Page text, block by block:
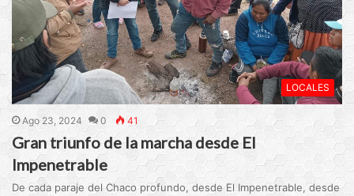
LOCALES
Ago 23, 2024 0 41
Gran triunfo de la marcha desde El
Impenetrable
De cada paraje del Chaco profundo, desde El Impenetrable, desde